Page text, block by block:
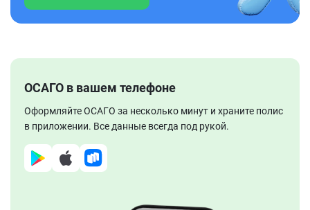
ОСАГО в вашем телефоне
Оформляйте ОСАГО за несколько минут и храните полис
в приложении. Все данные всегда под рукой.